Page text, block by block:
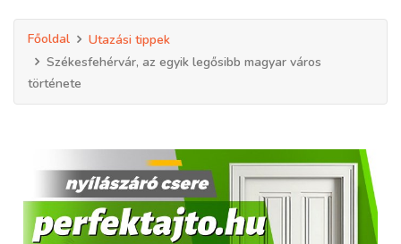
Főoldal
Utazási tippek
Székesfehérvár, az egyik legősibb magyar város
története